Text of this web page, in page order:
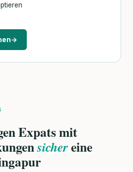
→
Expats mit
sichereine